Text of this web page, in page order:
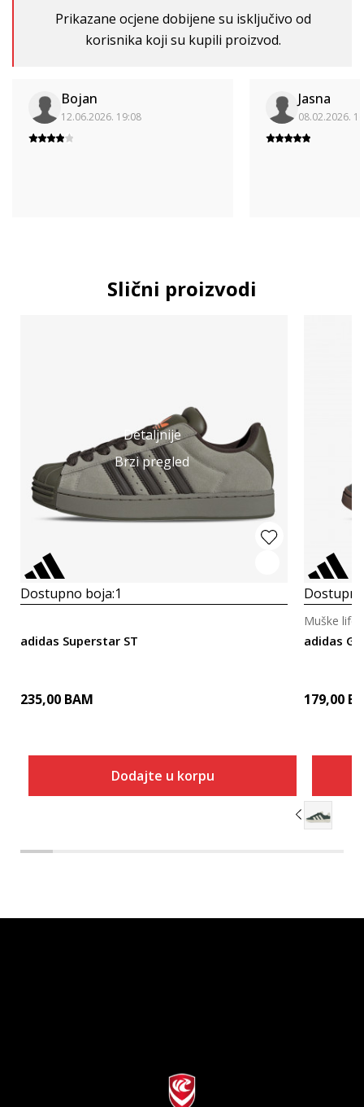
Prikazane ocjene dobijene su isključivo od
korisnika koji su kupili proizvod.
Bojan
12.06.2026. 19:08
Jasna
08.02.2026.
Slični proizvodi
Detaljnije
Brzi pregled
Dostupno boja:1
adidas Superstar ST
235,00 BAM
Dodajte u korpu
adidas
Muške
179,00